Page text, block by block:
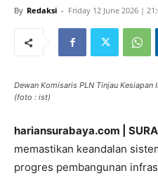
By Redaksi - Friday 12 June 2026 |
Dewan Komisaris PLN Tinjau
(foto : ist)
hariansurabaya.com |
memastikan keandalan
progres pembangunan